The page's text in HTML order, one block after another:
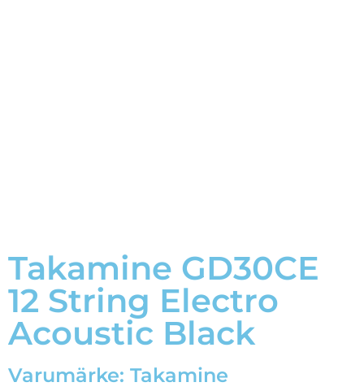
Takamine GD30CE
12 String Electro
Acoustic Black
Varumärke: Takamine